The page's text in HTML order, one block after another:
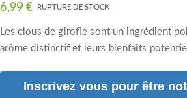
6,99 € RUPTURE DE STOCK
Les clous de girofle sont un ingrédient
arôme distinctif et leurs bienfaits
Inscrivez vous pour être